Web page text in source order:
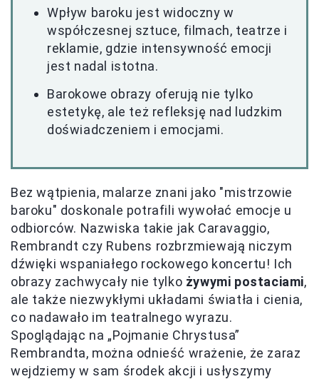
Wpływ baroku jest widoczny w
współczesnej sztuce, filmach, teatrze i
reklamie, gdzie intensywność emocji
jest nadal istotna.
Barokowe obrazy oferują nie tylko
estetykę, ale też refleksję nad ludzkim
doświadczeniem i emocjami.
Bez wątpienia, malarze znani jako "mistrzowie
baroku" doskonale potrafili wywołać emocje u
odbiorców. Nazwiska takie jak Caravaggio,
Rembrandt czy Rubens rozbrzmiewają niczym
dźwięki wspaniałego rockowego koncertu! Ich
obrazy zachwycały nie tylko żywymi postaciami,
ale także niezwykłymi układami światła i cienia,
co nadawało im teatralnego wyrazu.
Spoglądając na „Pojmanie Chrystusa”
Rembrandta, można odnieść wrażenie, że zaraz
wejdziemy w sam środek akcji i usłyszymy